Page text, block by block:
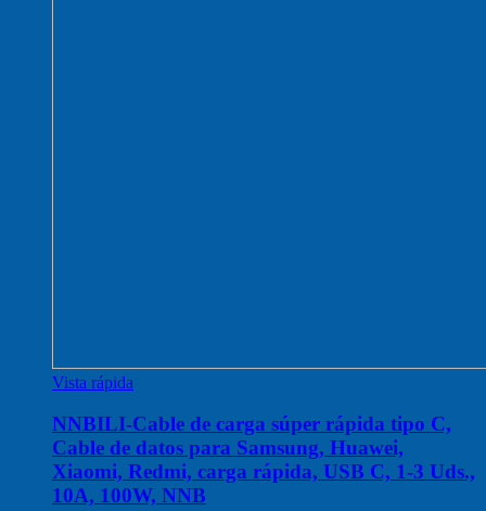
Vista rápida
NNBILI-Cable de carga súper rápida tipo C,
Cable de datos para Samsung, Huawei,
Xiaomi, Redmi, carga rápida, USB C, 1-3 Uds.,
10A, 100W, NNB